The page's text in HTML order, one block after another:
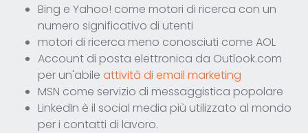
Bing e Yahoo! come motori di ricerca con un
numero significativo di utenti
motori di ricerca meno conosciuti come AOL
Account di posta elettronica da Outlook.com
per un'abile attività di email marketing
MSN come servizio di messaggistica popolare
LinkedIn è il social media più utilizzato al mondo
per i contatti di lavoro.